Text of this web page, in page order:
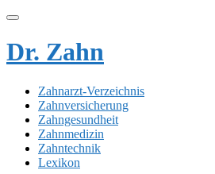
Dr. Zahn
Zahnarzt-Verzeichnis
Zahnversicherung
Zahngesundheit
Zahnmedizin
Zahntechnik
Lexikon